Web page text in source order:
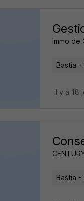
Immo de
Bastia -
il y a 18
Bastia -